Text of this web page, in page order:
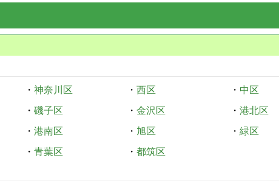
・ 神奈川区 ・ 西区 ・ 中区
・ 磯子区 ・ 金沢区 ・ 港北区
・ 港南区 ・ 旭区 ・ 緑区
・ 青葉区 ・ 都筑区